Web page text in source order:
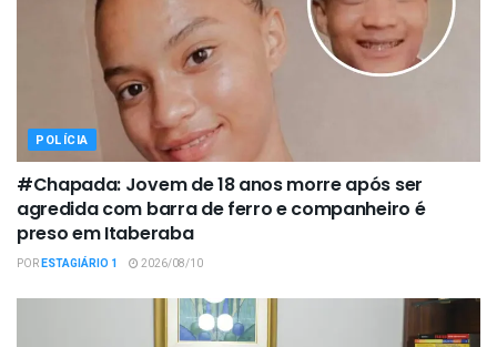
POLÍCIA
#Chapada: Jovem de 18 anos morre após ser
agredida com barra de ferro e companheiro é
preso em Itaberaba
PORESTAGIÁRIO 1 2026/08/10